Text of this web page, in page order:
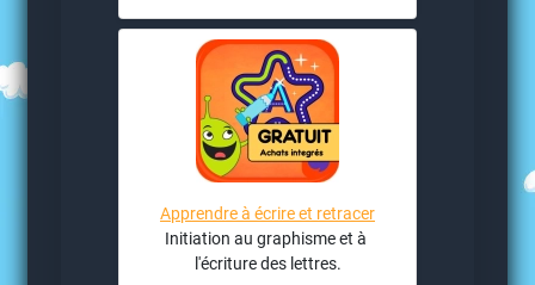
Apprendre à écrire et retracer
Initiation au graphisme et à
l'écriture des lettres.